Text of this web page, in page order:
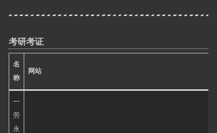
考研考证
名
称
网站
一
劳
永